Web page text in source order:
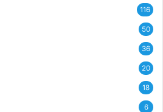
116
50
36
20
18
6